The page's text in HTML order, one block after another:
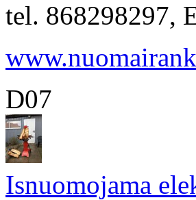
tel. 868298297,
D07
Isnuomojama